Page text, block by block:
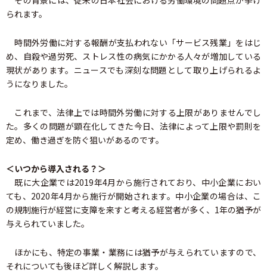
られます。
時間外労働に対する報酬が支払われない「サービス残業」をはじ
め、自殺や過労死、ストレス性の病気にかかる人々が増加している
現状があります。ニュースでも深刻な問題として取り上げられるよ
うになりました。
これまで、法律上では時間外労働に対する上限がありませんでし
た。多くの問題が顕在化してきた今日、法律によって上限や罰則を
定め、働き過ぎを防ぐ狙いがあるのです。
＜いつから導入される？＞
既に大企業では2019年4月から施行されており、中小企業におい
ても、2020年4月から施行が開始されます。中小企業の場合は、こ
の規制施行が経営に支障を来すと考える経営者が多く、1年の猶予が
与えられていました。
ほかにも、特定の事業・業務には猶予が与えられていますので、
それについても後ほど詳しく解説します。